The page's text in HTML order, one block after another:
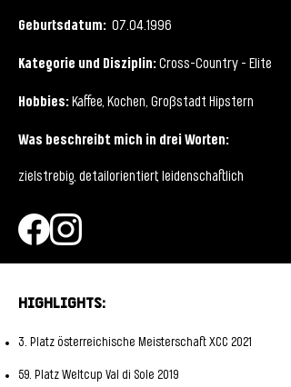
Geburtsdatum: 07.04.1996
Kategorie und Disziplin:Cross-Country - Elite
Hobbies: Kaffee, Kochen, Großstadt Hipstern
Was beschreibt mich in drei Worten:
zielstrebig, detailorientiert, leidenschaftlich
Highlights:
3. Platz österreichische Meisterschaft XCC 2021
59. Platz Weltcup Val di Sole 2019